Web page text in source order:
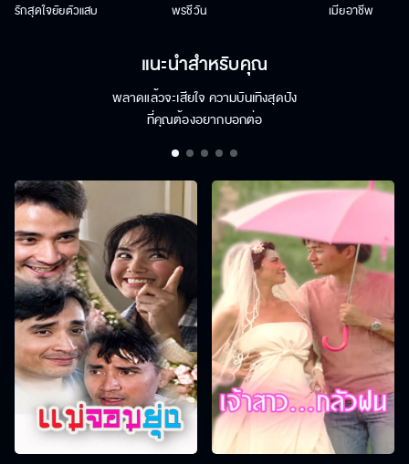
รักสุดใจยัยตัวแสบ พรชีวัน เมียอาชีพ
แนะนำสำหรับคุณ
พลาดแล้วจะเสียใจ ความบันเทิงสุดปัง
ที่คุณต้องอยากบอกต่อ